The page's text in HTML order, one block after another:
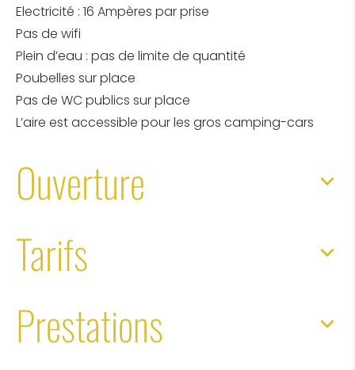
Electricité : 16 Ampères par prise
Pas de wifi
Plein d’eau : pas de limite de quantité
Poubelles sur place
Pas de WC publics sur place
L’aire est accessible pour les gros camping-cars
Ouverture
Tarifs
Prestations